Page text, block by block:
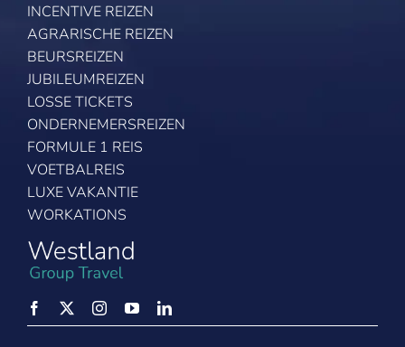
INCENTIVE REIZEN
AGRARISCHE REIZEN
BEURSREIZEN
JUBILEUMREIZEN
LOSSE TICKETS
ONDERNEMERSREIZEN
FORMULE 1 REIS
VOETBALREIS
LUXE VAKANTIE
WORKATIONS